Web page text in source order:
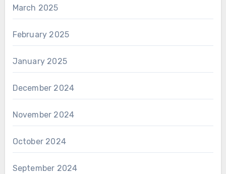
March 2025
February 2025
January 2025
December 2024
November 2024
October 2024
September 2024